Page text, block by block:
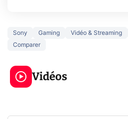
Sony Gaming Vidéo & Streaming
Comparer
Vidéos
3 écrans en 1 pour
319€ ? Voici L'AOC
CQ32G4ZA !